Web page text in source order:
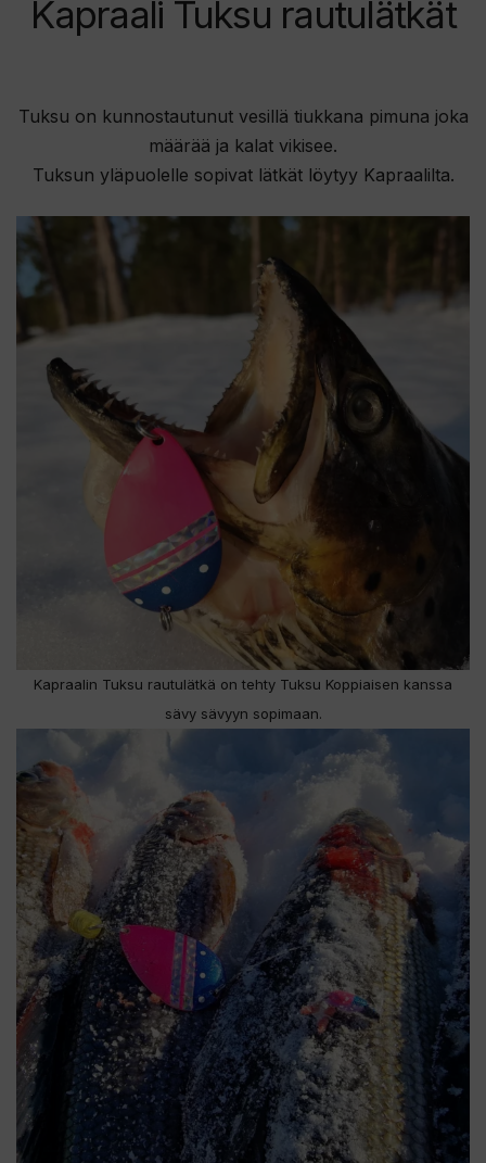
Kapraali Tuksu rautulätkät
Tuksu on kunnostautunut vesillä tiukkana pimuna joka
määrää ja kalat vikisee.
Tuksun yläpuolelle sopivat lätkät löytyy Kapraalilta.
Kapraalin Tuksu rautulätkä on tehty Tuksu Koppiaisen kanssa
sävy sävyyn sopimaan.